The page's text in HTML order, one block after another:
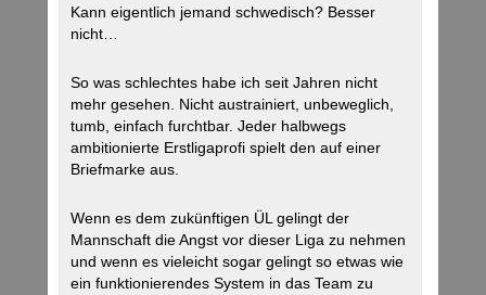
Kann eigentlich jemand schwedisch? Besser
nicht…
So was schlechtes habe ich seit Jahren nicht
mehr gesehen. Nicht austrainiert, unbeweglich,
tumb, einfach furchtbar. Jeder halbwegs
ambitionierte Erstligaprofi spielt den auf einer
Briefmarke aus.
Wenn es dem zukünftigen ÜL gelingt der
Mannschaft die Angst vor dieser Liga zu nehmen
und wenn es vieleicht sogar gelingt so etwas wie
ein funktionierendes System in das Team zu